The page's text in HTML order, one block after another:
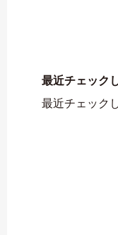
最近チェック
最近チェック